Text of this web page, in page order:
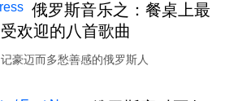
俄罗斯音乐之：餐桌上最
受欢迎的八首歌曲
记豪迈而多愁善感的俄罗斯人